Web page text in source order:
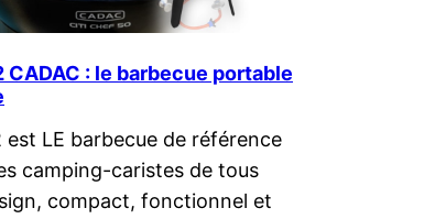
CADAC : le barbecue portable
est LE barbecue de référence
camping-caristes de tous
compact, fonctionnel et